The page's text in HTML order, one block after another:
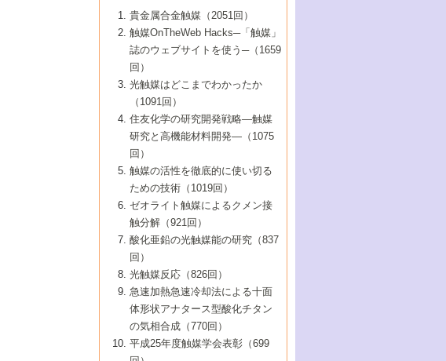
8号 高機能化ポリオレフィンに向けた重合
触媒の最近の進展
7号 持続可能社会実現のための触媒および
触媒関連技術
5号 若手会員による触媒研究の未来展望1：
企業編
6号 第102回触媒討論会
7号 触媒・化学反応における計算化学の進
8号 若手研究者による触媒研究の未来展望
2：大学・研究所編
5号 こんな物質，あんな物質―新たな触媒
の可能性―
7号 『結晶の化学』を活かした触媒研究
8号 イオン液体の応用
5号 水素製造・貯蔵のための触媒技術の新
しい展開
6号 第98回触媒討論会
7号 基礎化学品製造の触媒技術
8号 多機能型リアクター
4号 水分解用光触媒材料
5号 時間分解分光の進歩と応用
6号 第96回触媒討論会
8号 超臨界流体を用いた化学プロセスの新
2号 第93回触媒討論会
3号 特殊エネルギー場の触媒反応
4号 生体内における金属の触媒作用
5号 ファインケミカルズの展開に寄与する
6号 第94回触媒討論会
7号 サブナノレベルでみた新しい表面現象
8号 オレフィン重合触媒の新たな展
1号 なぜこの触媒が良いのか？
2号 第91回触媒討論会
3号 最近の自動車排ガス処理技術
4号 触媒研究の現状と将来─第90回触媒討論
5号 基礎化学品製造の触媒技術
6号 第92回触媒討論会
7号 基礎化学品製造の触媒技術
8号 資源の循環と触媒技術
▼44巻（2002年）
1号 高次制御された触媒の化学
2号 第89回触媒討論会
3号 触媒を利用した電気化学の新展開
4号 ナノ材料の調製と機能化
5号 こんな触媒が欲しい
6号 第90回触媒討論会
7号 触媒研究と学術雑誌/情報
8号 若い世代からみた触媒化学の現状と未
▼43巻（2001年）
1号 グリーンケミストリーと触媒
2号 第87回触媒討論会特集号
3号 生体触媒とバイオプロセス
4号 水素製造・利用の触媒化学
5号 触媒研究における新しい切り口：コン
ビナトリアルケミストリー
6号 第88回触媒討論会特集号
7号 企業における触媒研究のブレークスル
8号 この材料を触媒として使ってみません
▼42巻（2000年）
1号 触媒反応工学の明日を拓く
2号 第85回触媒討論会
3号 反応ダイナミクス
5号 触媒のおもしろさをどのように伝える
6号 第86回触媒討論会
7号 水素化精製触媒の新しい展開
8号 新しい反応性と機能性を目指した金属
クラスタ-化学
▼41巻（1999年）
1号 孔、穴、あな?-特異な空間とその利用-
2号 第83回触媒討論会
3号 均一系触媒反応最前線
4号 実用炭素材料の新展開
5号 研究の方法論を考える
7号 機能性金属材料と触媒
8号 触媒研究へのNMRの応用と展望
▼40巻（1998年）
進展と21世紀への提言/創立40周年記念・触
媒学会この10年の歩みとこれから/創立40周
2号 第81回触媒討論会
3号 計算機触媒化学へのさそい
4号 触媒劣化の制御と予測
5号 最新の実用プロセスと触媒
6号 第82回触媒討論会
7号 ナノ構造体の化学
8号 あの反応は今
1号 均一系と不均一系触媒反応-その特徴と
接点
2号 第79回触媒討論会
3号 最新NO除去触媒の実用化研究
4号 新しい反応場を目指した触媒調製
5号 反応・分離技術の新しい展開
6号 第80回触媒討論会
8号 AFMでみる世界
▼38巻（1996年）
1号 触媒の構造と触媒作用/C1化学を中心と
する21世紀への触媒
3号 オリンピックメダル:金・銀・銅はどん
な触媒作用を示すか
4号 触媒作用における機能の複合化
5号 未来を拓け！若手研究者
6号 第78回触媒討論会
7号 ダイナミックな領域への触媒研究の展
開/C1化学を中心とする21世紀への触媒
▼37巻（1995年）
1号 ファインケミカルズと固体触媒
2号 第75回触媒討論会
3号 希土類を利用した触媒
4号 触媒とリサイクル
5号 エネルギー変換触媒
6号 第76回触媒討論会
7号 表面吸着相の新しい展開
8号 マイクロポーラス・クリスタル触媒の
▼36巻（1994年）
1号 電気化学と触媒
2号 第73回触媒討論会
3号 C4化学の展開
4号 《通常号》
5号 《通常号》
6号 第74回触媒討論会
▼35巻（1993年）
1号 工業触媒開発マニュアル―探索から工
業化まで
2号 第71回触媒討論会
3号 研究開発のうらおもて―着想と展開
4号 触媒劣化と寿命の予測
5号 環境に優しい触媒
▼34巻（1992年）
1号 インパクトを与えたこの研究
2号 第69回触媒討論会
3号 ケミカルズ合成触媒―新しい展開と応
▼33巻（1991年）
1号 触媒プロセス開発マニュアル―探索か
ら工業化まで，知っておきたいこと PartII
2号 第67回触媒討論会
▼32巻（1990年）
1号 21世紀に向けて触媒研究の飛躍をめざ
す―触媒化学の裾野を広げよう
2号 第65回触媒討論会
▼31巻（1989年）
1号 情報科学と反応設計・材料設計
▼30巻（1988年）
貴金属合金触媒（2051回）
触媒OnTheWeb Hacks─「触媒」
誌のウェブサイトを使う─（1659
回）
光触媒はどこまでわかったか
（1091回）
住友化学の研究開発戦略―触媒
研究と高機能材料開発―（1075
回）
触媒の活性を徹底的に使い切る
ための技術（1019回）
ゼオライト触媒によるクメン接
触分解（921回）
酸化亜鉛の光触媒能の研究（837
回）
光触媒反応（826回）
急速加熱急速冷却法による十面
体形状アナタース型酸化チタン
の気相合成（770回）
平成25年度触媒学会表彰（699